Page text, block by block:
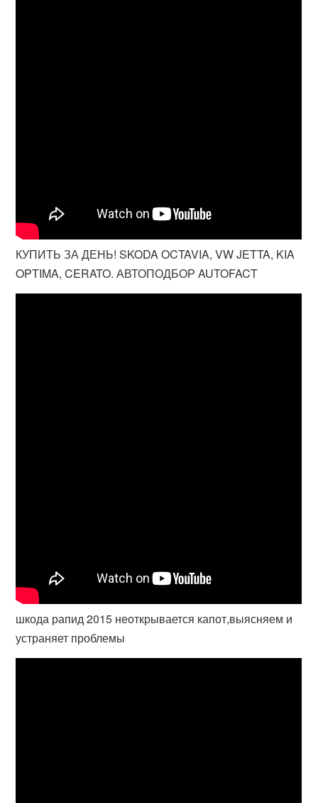
КУПИТЬ ЗА ДЕНЬ! SKODA OCTAVIA, VW JETTA, KIA
OPTIMA, CERATO. АВТОПОДБОР AUTOFACT
шкода рапид 2015 неоткрывается капот,выясняем и
устраняет проблемы